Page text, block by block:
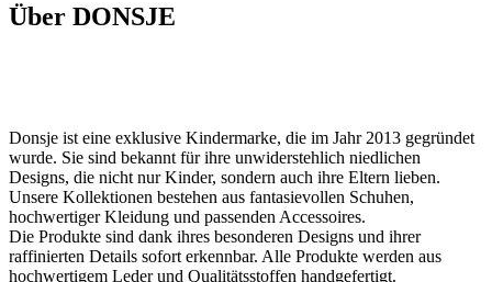
Über DONSJE
Donsje ist eine exklusive Kindermarke, die im Jahr 2013 gegründet
wurde. Sie sind bekannt für ihre unwiderstehlich niedlichen
Designs, die nicht nur Kinder, sondern auch ihre Eltern lieben.
Unsere Kollektionen bestehen aus fantasievollen Schuhen,
hochwertiger Kleidung und passenden Accessoires.
Die Produkte sind dank ihres besonderen Designs und ihrer
raffinierten Details sofort erkennbar. Alle Produkte werden aus
hochwertigem Leder und Qualitätsstoffen handgefertigt.